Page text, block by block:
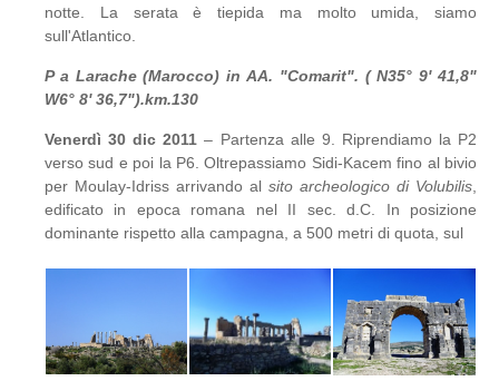
notte. La serata è tiepida ma molto umida, siamo
sull'Atlantico.
P a Larache (Marocco) in AA. "Comarit". ( N35° 9' 41,8"
W6° 8' 36,7").km.130
Venerdì 30 dic 2011 – Partenza alle 9. Riprendiamo la P2
verso sud e poi la P6. Oltrepassiamo Sidi-Kacem fino al bivio
per Moulay-Idriss arrivando al sito archeologico di Volubilis
edificato in epoca romana nel II sec. d.C. In posizione
dominante rispetto alla campagna, a 500 metri di quota, sul